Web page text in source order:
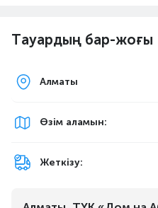
Тауардың бар-жоғы
Алматы
Өзім аламын:
Жеткізу: